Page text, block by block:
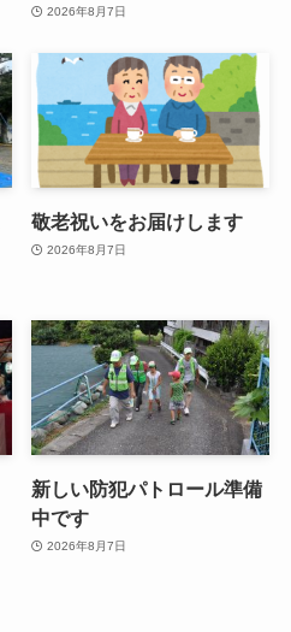
2026年8月7日
敬老祝いをお届けします
2026年8月7日
新しい防犯パトロール準備
中です
2026年8月7日